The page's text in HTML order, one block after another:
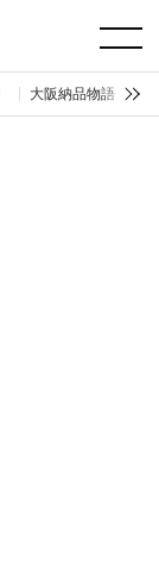
大阪納品物語